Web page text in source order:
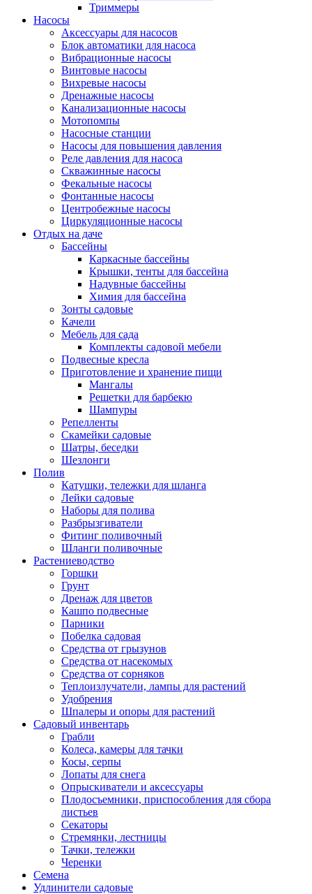
Триммеры
Насосы
Аксессуары для насосов
Блок автоматики для насоса
Вибрационные насосы
Винтовые насосы
Вихревые насосы
Дренажные насосы
Канализационные насосы
Мотопомпы
Насосные станции
Насосы для повышения давления
Реле давления для насоса
Скважинные насосы
Фекальные насосы
Фонтанные насосы
Центробежные насосы
Циркуляционные насосы
Отдых на даче
Бассейны
Каркасные бассейны
Крышки, тенты для бассейна
Надувные бассейны
Химия для бассейна
Зонты садовые
Качели
Мебель для сада
Комплекты садовой мебели
Подвесные кресла
Приготовление и хранение пищи
Мангалы
Решетки для барбекю
Шампуры
Репелленты
Скамейки садовые
Шатры, беседки
Шезлонги
Полив
Катушки, тележки для шланга
Лейки садовые
Наборы для полива
Разбрызгиватели
Фитинг поливочный
Шланги поливочные
Растениеводство
Горшки
Грунт
Дренаж для цветов
Кашпо подвесные
Парники
Побелка садовая
Средства от грызунов
Средства от насекомых
Средства от сорняков
Теплоизлучатели, лампы для растений
Удобрения
Шпалеры и опоры для растений
Садовый инвентарь
Грабли
Колеса, камеры для тачки
Косы, серпы
Лопаты для снега
Опрыскиватели и аксессуары
Плодосъемники, приспособления для сбора
листьев
Секаторы
Стремянки, лестницы
Тачки, тележки
Черенки
Семена
Удлинители садовые